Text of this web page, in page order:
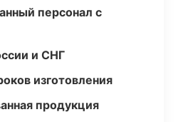
персонал с
и СНГ
изготовления
продукция